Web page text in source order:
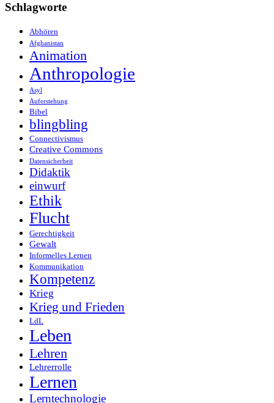
Schlagworte
Abhören
Afghanistan
Animation
Anthropologie
Asyl
Auferstehung
Bibel
blingbling
Connectivismus
Creative Commons
Datensicherheit
Didaktik
einwurf
Ethik
Flucht
Gerechtigkeit
Gewalt
Informelles Lernen
Kommunikation
Kompetenz
Krieg
Krieg und Frieden
LdL
Leben
Lehren
Lehrerrolle
Lernen
Lerntechnologie